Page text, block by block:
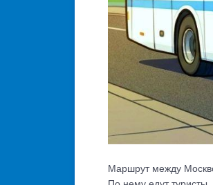
Маршрут между